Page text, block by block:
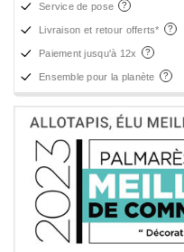
Service de pose
Livraison et retour offerts*
Paiement jusqu'à 12x
Ensemble pour la planète